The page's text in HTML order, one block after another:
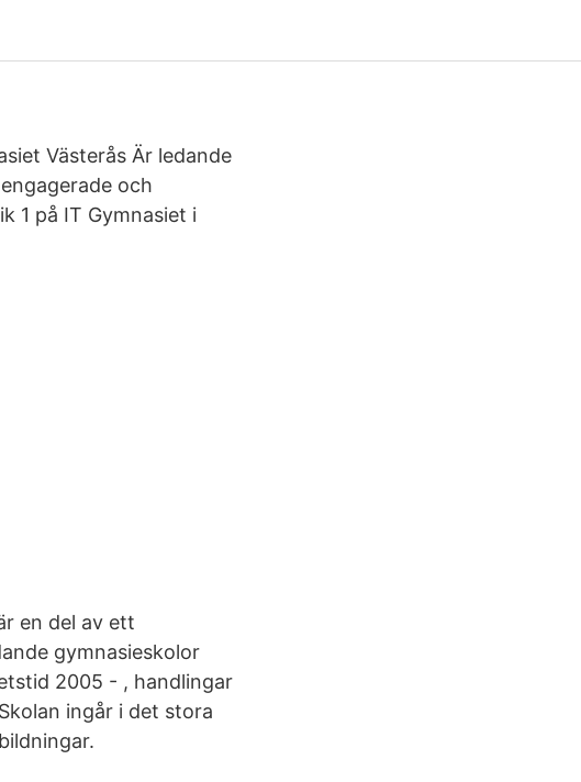
Västerås Är ledande
och
1 på IT Gymnasiet i
en del av ett
gymnasieskolor
2005 - , handlingar
ingår i det stora